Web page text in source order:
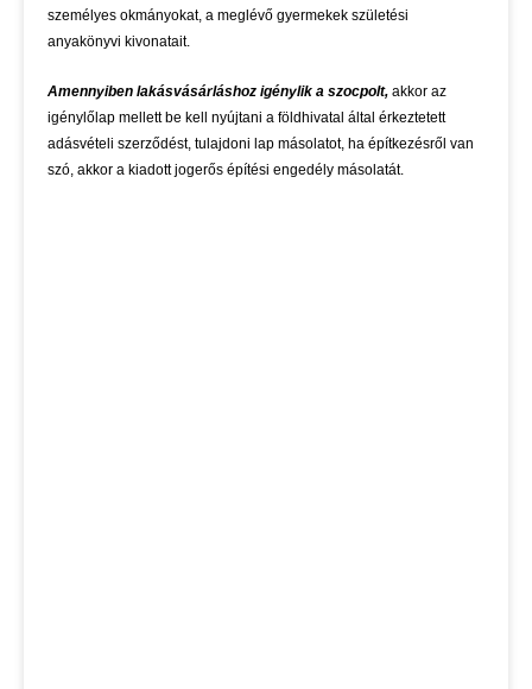
személyes okmányokat, a meglévő gyermekek születési
anyakönyvi kivonatait.
Amennyiben lakásvásárláshoz igénylik a szocpolt, akkor az
igénylőlap mellett be kell nyújtani a földhivatal által érkeztetett
adásvételi szerződést, tulajdoni lap másolatot, ha építkezésről van
szó, akkor a kiadott jogerős építési engedély másolatát.